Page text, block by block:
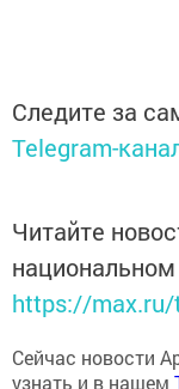
Следите за
Telegram-
Читайте
https://
Сейчас новости
узнать и в нашем